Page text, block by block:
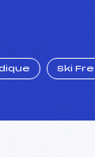
Ski